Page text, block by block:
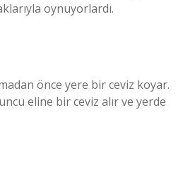
oynuyorlardı.
önce yere bir ceviz koyar.
eline bir ceviz alır ve yerde